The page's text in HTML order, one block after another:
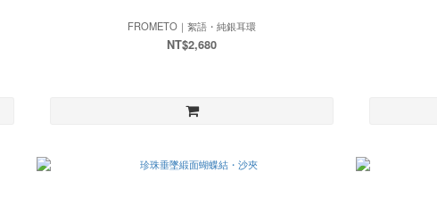
FROMETO｜絮語・純銀耳環
NT$2,680